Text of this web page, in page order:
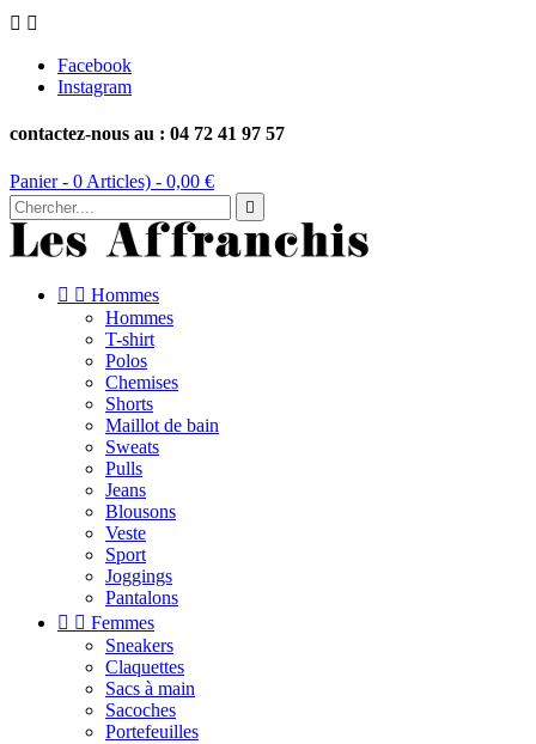
 
Facebook
Instagram
contactez-nous au : 04 72 41 97 57
Panier - 0 Articles) - 0,00 €

  Hommes
Hommes
T-shirt
Polos
Chemises
Shorts
Maillot de bain
Sweats
Pulls
Jeans
Blousons
Veste
Sport
Joggings
Pantalons
  Femmes
Sneakers
Claquettes
Sacs à main
Sacoches
Portefeuilles